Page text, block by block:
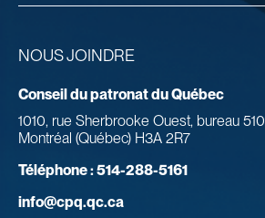
NOUS JOINDRE
Conseil du patronat du Québec
1010, rue Sherbrooke Ouest, bureau 510
Montréal (Québec) H3A 2R7
Téléphone :514-288-5161
info@cpq.qc.ca